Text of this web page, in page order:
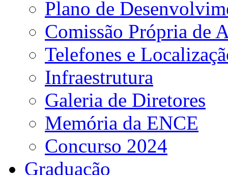
Plano de
Comissão Própria de
Telefones e
Infraestrutura
Galeria de Diretores
Memória da ENCE
Concurso 2024
Graduação